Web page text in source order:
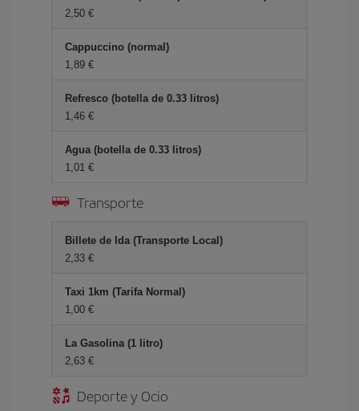
2,50 €
Cappuccino (normal)
1,89 €
Refresco (botella de 0.33 litros)
1,46 €
Agua (botella de 0.33 litros)
1,01 €
Transporte
Billete de Ida (Transporte Local)
2,33 €
Taxi 1km (Tarifa Normal)
1,00 €
La Gasolina (1 litro)
2,63 €
Deporte y Ocio